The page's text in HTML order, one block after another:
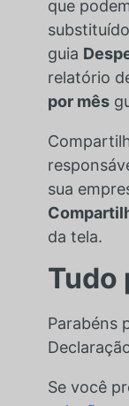
que
guia
relatório
por mês
sua
da tela.
Tudo
Parabéns
Se você